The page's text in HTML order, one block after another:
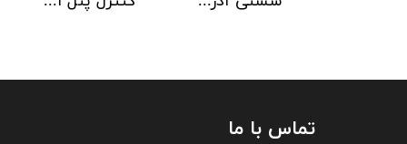
تماس با ما